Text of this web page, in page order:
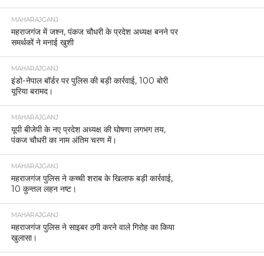
MAHARAJGANJ
महराजगंज में जश्न, पंकज चौधरी के प्रदेश अध्यक्ष बनने पर
समर्थकों ने मनाई खुशी
MAHARAJGANJ
इंडो-नेपाल बॉर्डर पर पुलिस की बड़ी कार्रवाई, 100 बोरी
यूरिया बरामद।
MAHARAJGANJ
यूपी बीजेपी के नए प्रदेश अध्यक्ष की घोषणा लगभग तय,
पंकज चौधरी का नाम अंतिम चरण में।
MAHARAJGANJ
महराजगंज पुलिस ने कच्ची शराब के खिलाफ बड़ी कार्रवाई,
10 कुन्तल लहन नष्ट।
MAHARAJGANJ
महराजगंज पुलिस ने साइबर ठगी करने वाले गिरोह का किया
खुलासा।